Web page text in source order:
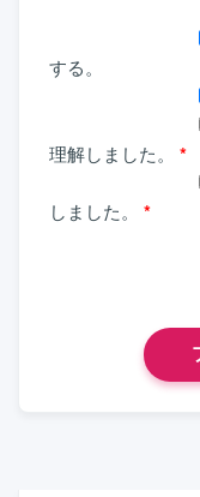
する。
理解しました。
*
しました。
*